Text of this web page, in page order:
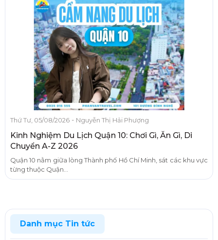
Thứ Tư, 05/08/2026 - Nguyễn Thị Hải Phượng
Kinh Nghiệm Du Lịch Quận 10: Chơi Gì, Ăn Gì, Di
Chuyển A-Z 2026
Quận 10 nằm giữa lòng Thành phố Hồ Chí Minh, sát các khu vực
từng thuộc Quận...
Danh mục Tin tức